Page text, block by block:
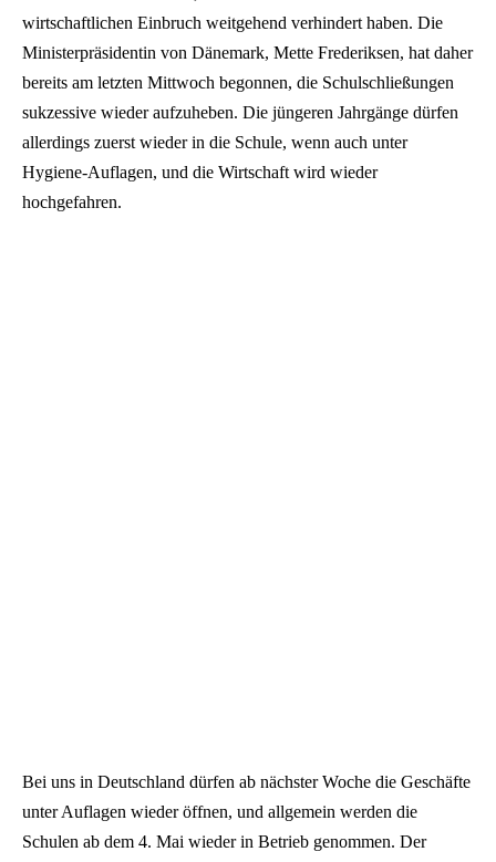
wirtschaftlichen Einbruch weitgehend verhindert haben. Die
Ministerpräsidentin von Dänemark, Mette Frederiksen, hat daher
bereits am letzten Mittwoch begonnen, die Schulschließungen
sukzessive wieder aufzuheben. Die jüngeren Jahrgänge dürfen
allerdings zuerst wieder in die Schule, wenn auch unter
Hygiene-Auflagen, und die Wirtschaft wird wieder
hochgefahren.
Bei uns in Deutschland dürfen ab nächster Woche die Geschäfte
unter Auflagen wieder öffnen, und allgemein werden die
Schulen ab dem 4. Mai wieder in Betrieb genommen. Der